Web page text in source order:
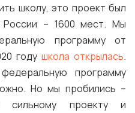
школу, это проект был
– 1600 мест. Мы
программу от
годушкола открылась.
программу
Но мы пробились –
сильному проекту и